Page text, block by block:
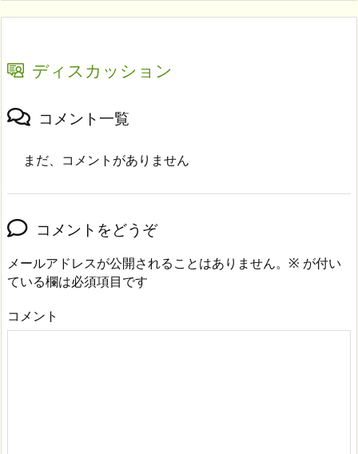
ディスカッション
コメント一覧
まだ、コメントがありません
コメントをどうぞ
メールアドレスが公開されることはありません。 ※ が付い
ている欄は必須項目です
コメント